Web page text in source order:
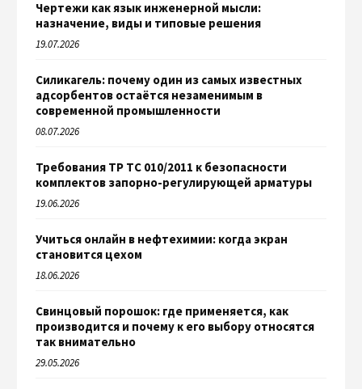
Чертежи как язык инженерной мысли:
назначение, виды и типовые решения
19.07.2026
Силикагель: почему один из самых известных
адсорбентов остаётся незаменимым в
современной промышленности
08.07.2026
Требования ТР ТС 010/2011 к безопасности
комплектов запорно-регулирующей арматуры
19.06.2026
Учиться онлайн в нефтехимии: когда экран
становится цехом
18.06.2026
Свинцовый порошок: где применяется, как
производится и почему к его выбору относятся
так внимательно
29.05.2026